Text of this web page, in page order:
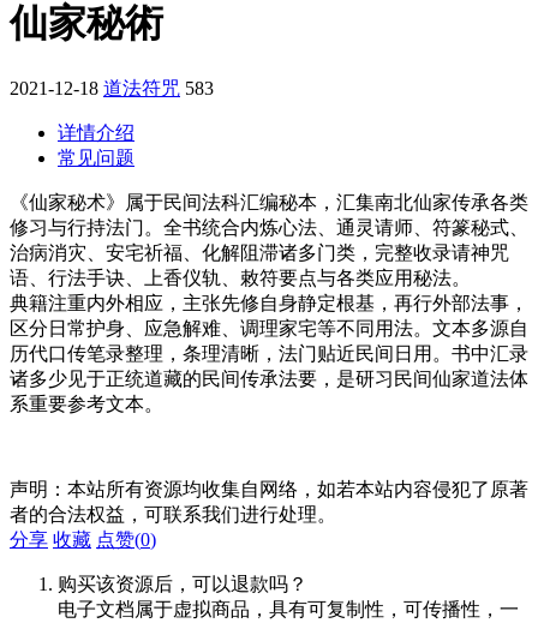
仙家秘術
2021-12-18 道法符咒 583
详情介绍
常见问题
《仙家秘术》属于民间法科汇编秘本，汇集南北仙家传承各类
修习与行持法门。全书统合内炼心法、通灵请师、符篆秘式、
治病消灾、安宅祈福、化解阻滞诸多门类，完整收录请神咒
语、行法手诀、上香仪轨、敕符要点与各类应用秘法。
典籍注重内外相应，主张先修自身静定根基，再行外部法事，
区分日常护身、应急解难、调理家宅等不同用法。文本多源自
历代口传笔录整理，条理清晰，法门贴近民间日用。书中汇录
诸多少见于正统道藏的民间传承法要，是研习民间仙家道法体
系重要参考文本。
声明：本站所有资源均收集自网络，如若本站内容侵犯了原著
者的合法权益，可联系我们进行处理。
分享 收藏 点赞(0)
购买该资源后，可以退款吗？
电子文档属于虚拟商品，具有可复制性，可传播性，一